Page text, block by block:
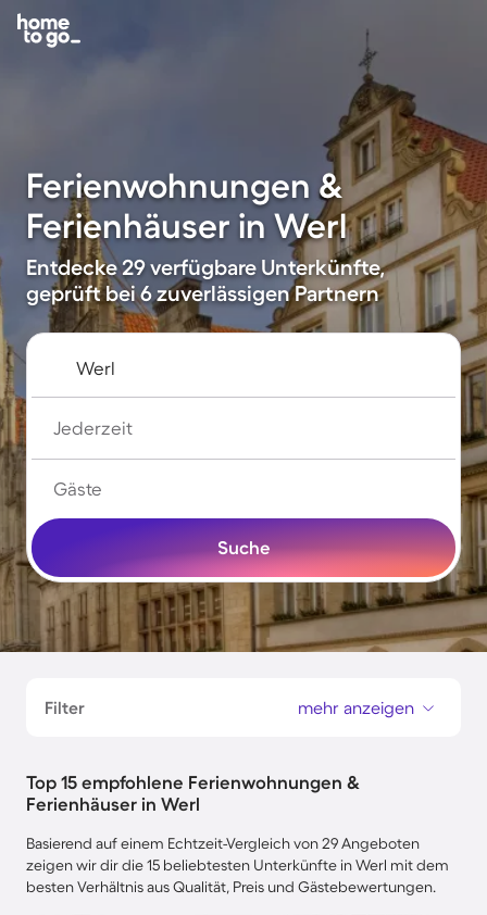
Ferienwohnungen &
Ferienhäuser in Werl
Entdecke 29 verfügbare Unterkünfte,
geprüft bei 6 zuverlässigen Partnern
Jederzeit
Gäste
Suche
Filter mehr anzeigen
Top 15 empfohlene Ferienwohnungen &
Ferienhäuser in Werl
Basierend auf einem Echtzeit-Vergleich von 29 Angeboten
zeigen wir dir die 15 beliebtesten Unterkünfte in Werl mit dem
besten Verhältnis aus Qualität, Preis und Gästebewertungen.